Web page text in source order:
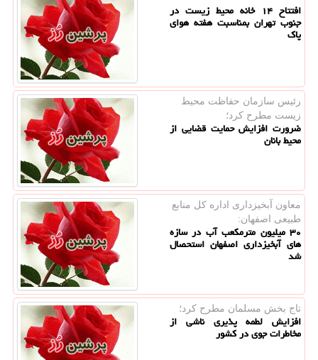
افتتاح ۱۴ خانه محیط زیست در
جنوب تهران بمناسبت هفته هوای
پاک
رئیس سازمان حفاظت محیط
زیست مطرح كرد؛
ضرورت افزایش حمایت قضایی از
محیط بانان
معاون آبخیزداری اداره كل منابع
طبیعی اصفهان:
۳۰ میلیون مترمکعب آب در سازه
های آبخیزداری اصفهان استحصال
شد
تاج بخش مسلمان مطرح كرد؛
افزایش لطمه پذیری ناشی از
مخاطرات جوی در کشور